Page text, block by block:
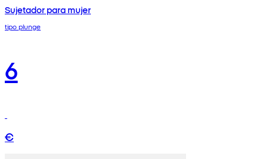
Sujetador para mujer
tipo plunge
6
€